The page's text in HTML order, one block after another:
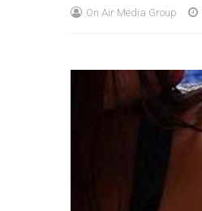
On Air Media Group